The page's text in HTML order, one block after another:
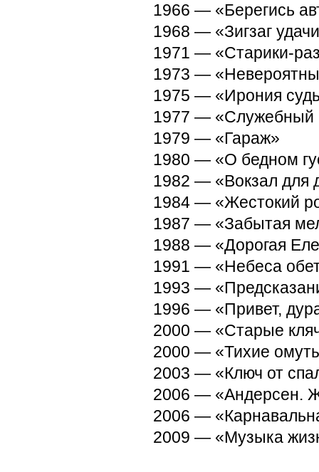
1966 — «Берегись
1968 — «Зигзаг
1971 — «Старики-
1973 —
1975 — «Ирония
1977 — «Служебный
1979 — «Гараж»
1980 — «О бедном
1982 — «Вокзал для
1984 — «Жестокий
1987 — «Забытая
1988 — «Дорогая
1991 — «Небеса
1993 —
1996 — «Привет,
2000 — «Старые
2000 — «Тихие
2003 — «Ключ от
2006 — «Андерсен.
2006 —
2009 — «Музыка